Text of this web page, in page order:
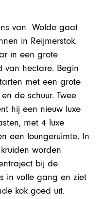
van Wolde gaat
in Reijmerstok.
in een grote
hectare. Begin
met een grote
de schuur. Twee
hij een nieuw luxe
met 4 luxe
een loungeruimte. In
worden
bij de
in volle gang en ziet
kok goed uit.